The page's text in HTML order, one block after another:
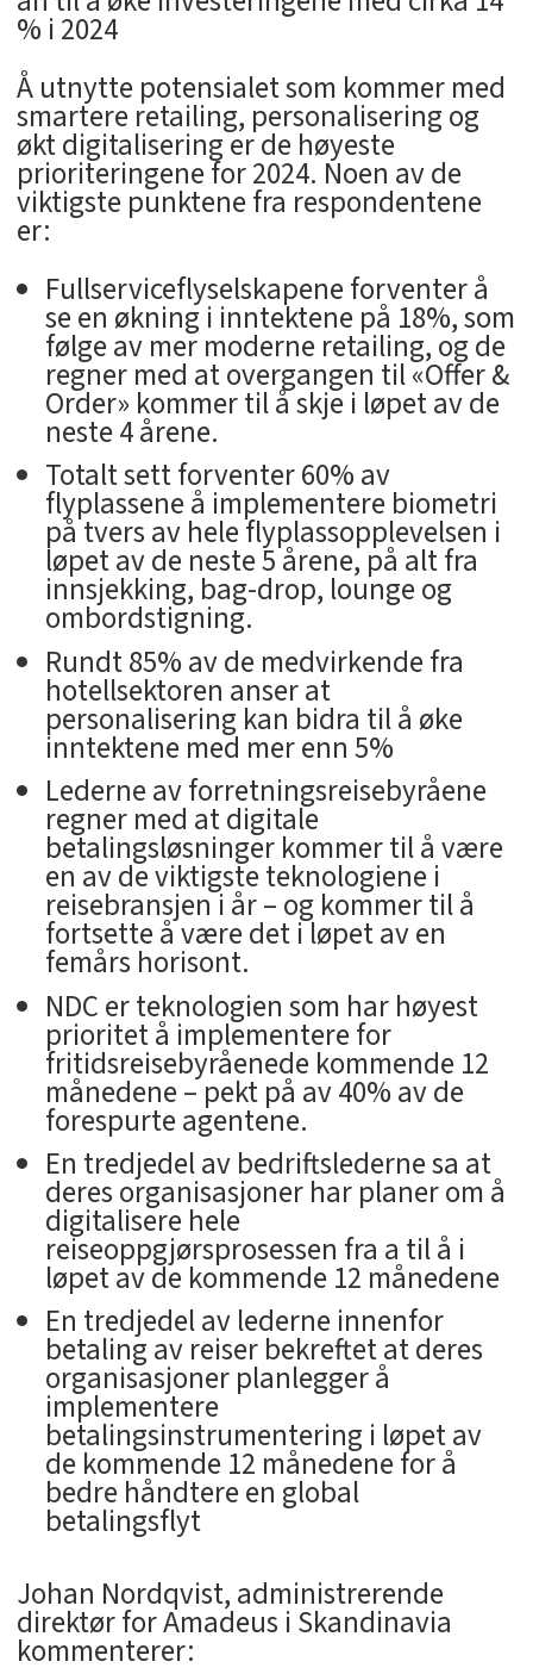
% i 2024
Å utnytte potensialet som kommer med
smartere retailing, personalisering og
økt digitalisering er de høyeste
prioriteringene for 2024. Noen av de
viktigste punktene fra respondentene
er:
Fullserviceflyselskapene forventer å
se en økning i inntektene på 18%, som
følge av mer moderne retailing, og de
regner med at overgangen til «Offer &
Order» kommer til å skje i løpet av de
neste 4 årene.
Totalt sett forventer 60% av
flyplassene å implementere biometri
på tvers av hele flyplassopplevelsen i
løpet av de neste 5 årene, på alt fra
innsjekking, bag-drop, lounge og
ombordstigning.
Rundt 85% av de medvirkende fra
hotellsektoren anser at
personalisering kan bidra til å øke
inntektene med mer enn 5%
Lederne av forretningsreisebyråene
regner med at digitale
betalingsløsninger kommer til å være
en av de viktigste teknologiene i
reisebransjen i år – og kommer til å
fortsette å være det i løpet av en
femårs horisont.
NDC er teknologien som har høyest
prioritet å implementere for
fritidsreisebyråenede kommende 12
månedene – pekt på av 40% av de
forespurte agentene.
En tredjedel av bedriftslederne sa at
deres organisasjoner har planer om å
digitalisere hele
reiseoppgjørsprosessen fra a til å i
løpet av de kommende 12 månedene
En tredjedel av lederne innenfor
betaling av reiser bekreftet at deres
organisasjoner planlegger å
implementere
betalingsinstrumentering i løpet av
de kommende 12 månedene for å
bedre håndtere en global
betalingsflyt
Johan Nordqvist, administrerende
direktør for Amadeus i Skandinavia
kommenterer: